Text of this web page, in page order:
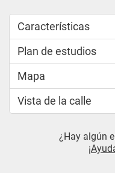
Características
Plan de estudios
Mapa
Vista de la calle
¿Hay algún